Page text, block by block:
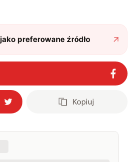
jako preferowane źródło
Kopiuj